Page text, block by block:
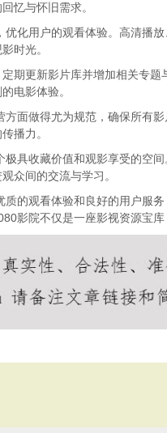
忆与怀旧需求。
化用户的观看体验。高清播
时光。
期更新影片库并增加相关专
电影体验。
面做得尤为规范，确保所有
播力。
具收藏价值和观影享受的空
众间的交流与学习。
质的观看体验和良好的用户服
影院不仅是一座影视资源宝库